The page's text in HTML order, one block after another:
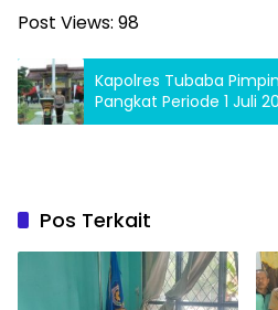
Post Views: 98
Kapolres Tubaba
Pangkat Periode 1 Juli
Pos Terkait